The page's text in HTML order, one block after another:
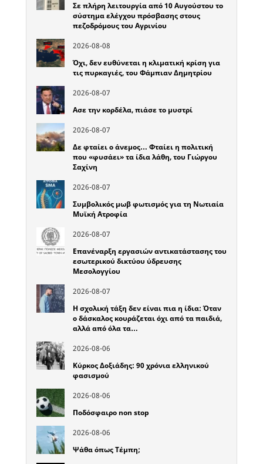
Σε πλήρη λειτουργία από 10 Αυγούστου το
σύστημα ελέγχου πρόσβασης στους
πεζοδρόμους του Αγρινίου
2026-08-08
Όχι, δεν ευθύνεται η κλιματική κρίση για
τις πυρκαγιές, του Φάμπιαν Δημητρίου
2026-08-07
Ασε την κορδέλα, πιάσε το μυστρί
2026-08-07
Δε φταίει ο άνεμος… Φταίει η πολιτική
που «φυσάει» τα ίδια λάθη, του Γιώργου
Σαχίνη
2026-08-07
Συμβολικός μωβ φωτισμός για τη Νωτιαία
Μυϊκή Ατροφία
2026-08-07
Επανέναρξη εργασιών αντικατάστασης του
εσωτερικού δικτύου ύδρευσης
Μεσολογγίου
2026-08-07
Η σχολική τάξη δεν είναι πια η ίδια: Όταν
ο δάσκαλος κουράζεται όχι από τα παιδιά,
αλλά από όλα τα…
2026-08-06
Κύρκος Δοξιάδης: 90 χρόνια ελληνικού
φασισμού
2026-08-06
Ποδόσφαιρο non stop
2026-08-06
Ψάθα όπως Τέμπη;